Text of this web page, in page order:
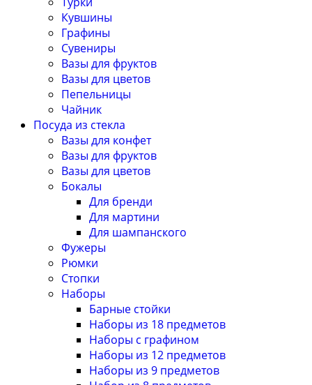
Кувшины
Графины
Сувениры
Вазы для фруктов
Вазы для цветов
Пепельницы
Чайник
Посуда из стекла
Вазы для конфет
Вазы для фруктов
Вазы для цветов
Бокалы
Для бренди
Для мартини
Для шампанского
Фужеры
Рюмки
Стопки
Наборы
Барные стойки
Наборы из 18 предметов
Наборы с графином
Наборы из 12 предметов
Наборы из 9 предметов